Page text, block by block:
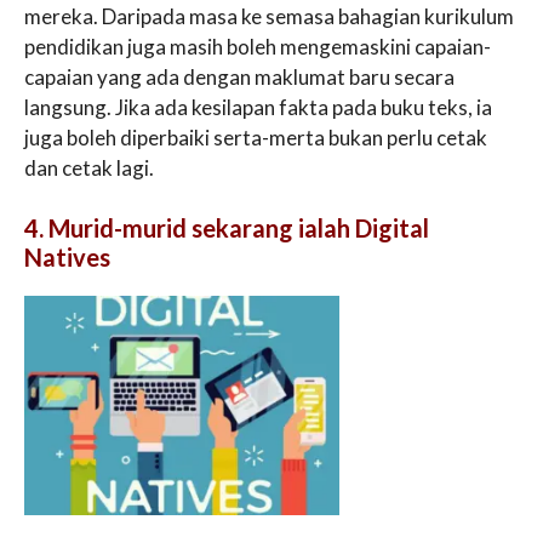
mereka. Daripada masa ke semasa bahagian kurikulum
pendidikan juga masih boleh mengemaskini capaian-
capaian yang ada dengan maklumat baru secara
langsung. Jika ada kesilapan fakta pada buku teks, ia
juga boleh diperbaiki serta-merta bukan perlu cetak
dan cetak lagi.
4. Murid-murid sekarang ialah Digital
Natives